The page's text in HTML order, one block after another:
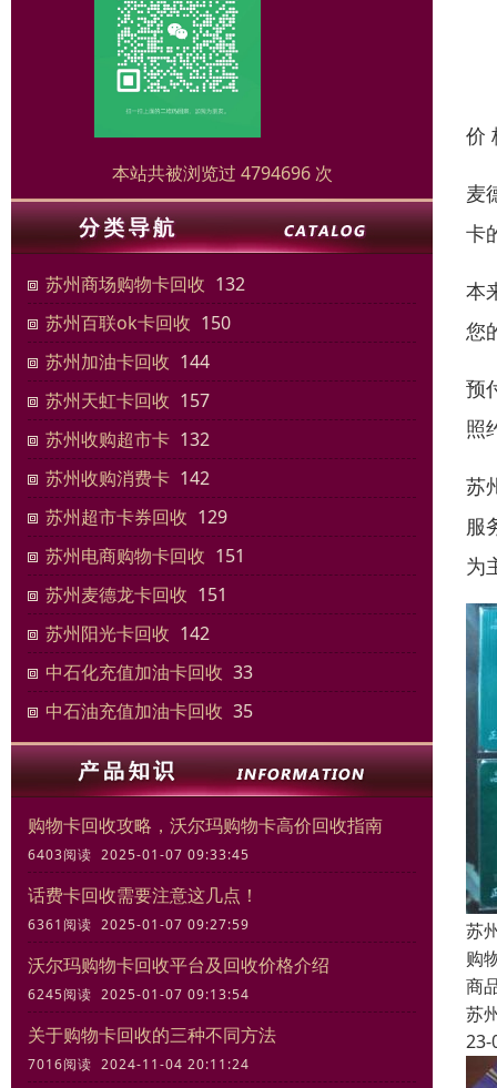
本站共被浏览过 4794696 次
苏州商场购物卡回收 132
苏州百联ok卡回收 150
苏州加油卡回收 144
苏州天虹卡回收 157
苏州收购超市卡 132
苏州收购消费卡 142
苏州超市卡券回收 129
苏州电商购物卡回收 151
苏州麦德龙卡回收 151
苏州阳光卡回收 142
中石化充值加油卡回收 33
中石油充值加油卡回收 35
购物卡回收攻略，沃尔玛购物卡高价回收指南
6403阅读 2025-01-07 09:33:45
话费卡回收需要注意这几点！
6361阅读 2025-01-07 09:27:59
沃尔玛购物卡回收平台及回收价格介绍
6245阅读 2025-01-07 09:13:54
关于购物卡回收的三种不同方法
7016阅读 2024-11-04 20:11:24
价
麦
卡
本
您
预
照
苏
服
为
苏
购
商
苏
23-